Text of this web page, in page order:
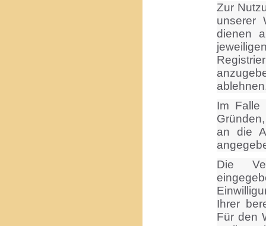
Zur
unserer
dienen
Im Falle
an die
Die
Ihrer
Für den